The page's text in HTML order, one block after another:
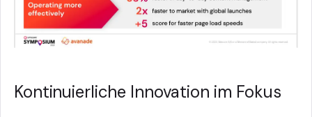
Kontinuierliche Innovation im Fokus